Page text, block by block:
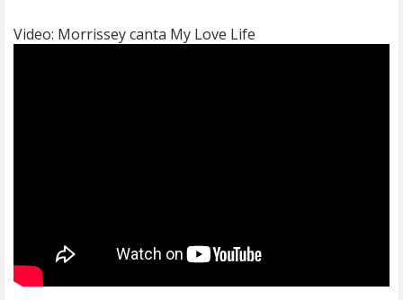
Video: Morrissey canta My Love Life